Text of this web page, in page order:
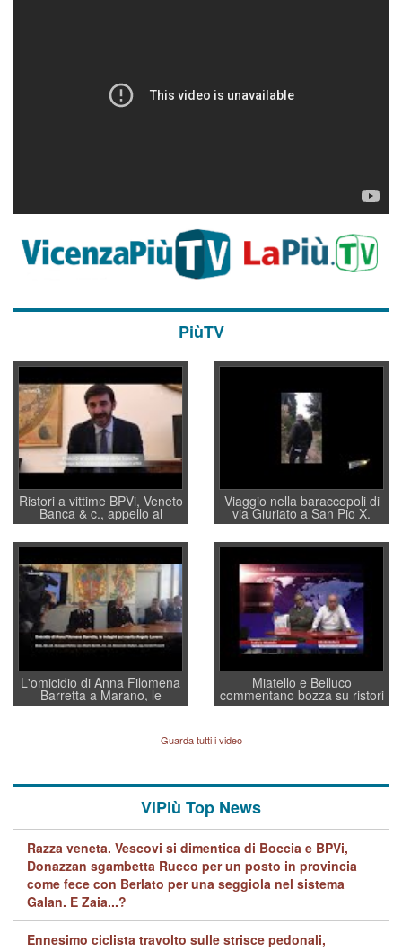
PiùTV
Ristori a vittime BPVi, Veneto
Banca & c., appello al
sottosegretario Alessio
Villarosa: per mettere ordine
convochi con Di Maio CNCU
a supporto della cabina di
regia al Mef
Viaggio nella baraccopoli di
via Giuriato a San Pio X.
Vicenza ai Vicentini: “faremo
un regalo di Natale ai
residenti”
L'omicidio di Anna Filomena
Barretta a Marano, le
indagini dei carabinieri di
quelle di... Barbara D'Urso
Miatello e Belluco
commentano bozza su ristori
BPVi e Veneto Banca
Guarda tutti i video
ViPiù Top News
Razza veneta. Vescovi si dimentica di Boccia e BPVi,
Donazzan sgambetta Rucco per un posto in provincia
come fece con Berlato per una seggiola nel sistema
Galan. E Zaia...?
Ennesimo ciclista travolto sulle strisce pedonali,